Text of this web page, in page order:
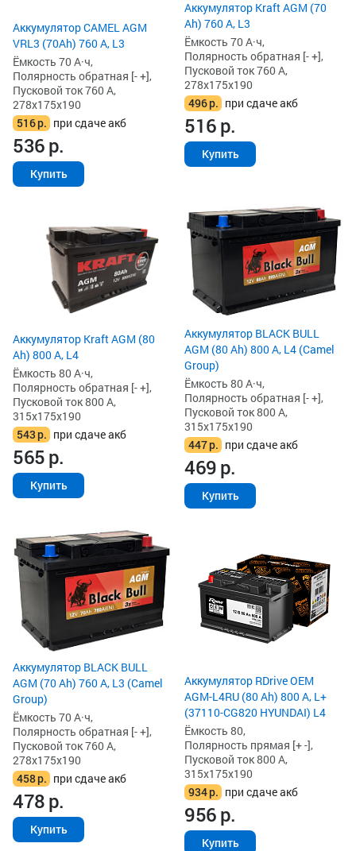
Аккумулятор CAMEL AGM
VRL3 (70Ah) 760 А, L3
Ёмкость 70 А·ч,
Полярность обратная [- +],
Пусковой ток 760 А,
278x175x190
516р. при сдаче акб
536р.
Купить
Аккумулятор Kraft AGM (70
Ah) 760 А, L3
Ёмкость 70 А·ч,
Полярность обратная [- +],
Пусковой ток 760 А,
278x175x190
496р. при сдаче акб
516р.
Купить
Аккумулятор Kraft AGM (80
Ah) 800 А, L4
Ёмкость 80 А·ч,
Полярность обратная [- +],
Пусковой ток 800 А,
315x175x190
543р. при сдаче акб
565р.
Купить
Аккумулятор BLACK BULL
AGM (80 Ah) 800 А, L4 (Camel
Group)
Ёмкость 80 А·ч,
Полярность обратная [- +],
Пусковой ток 800 А,
315x175x190
447р. при сдаче акб
469р.
Купить
Аккумулятор BLACK BULL
AGM (70 Ah) 760 А, L3 (Camel
Group)
Ёмкость 70 А·ч,
Полярность обратная [- +],
Пусковой ток 760 А,
278x175x190
458р. при сдаче акб
478р.
Купить
Аккумулятор RDrive OEM
AGM-L4RU (80 Ah) 800 А, L+
(37110-CG820 HYUNDAI) L4
Ёмкость 80,
Полярность прямая [+ -],
Пусковой ток 800 А,
315x175x190
934р. при сдаче акб
956р.
Купить